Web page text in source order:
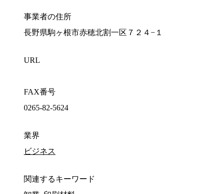
事業者の住所
長野県駒ヶ根市赤穂北割一区７２４−１
URL
FAX番号
0265-82-5624
業界
ビジネス
関連するキーワード